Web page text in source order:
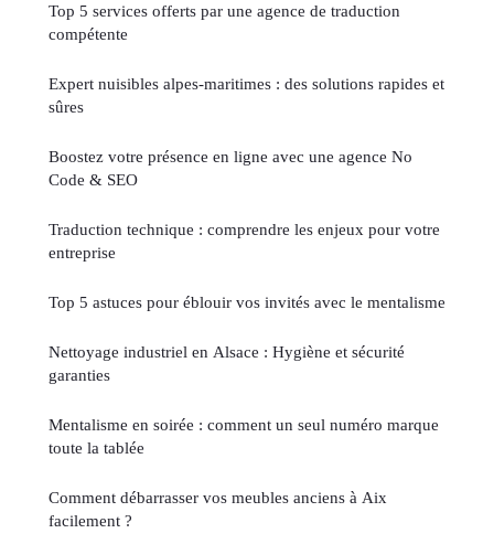
Top 5 services offerts par une agence de traduction
compétente
Expert nuisibles alpes-maritimes : des solutions rapides et
sûres
Boostez votre présence en ligne avec une agence No
Code & SEO
Traduction technique : comprendre les enjeux pour votre
entreprise
Top 5 astuces pour éblouir vos invités avec le mentalisme
Nettoyage industriel en Alsace : Hygiène et sécurité
garanties
Mentalisme en soirée : comment un seul numéro marque
toute la tablée
Comment débarrasser vos meubles anciens à Aix
facilement ?